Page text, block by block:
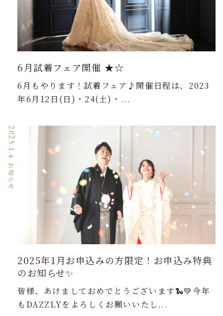
6月試着フェア開催 ★☆
6月もやります！試着フェア♪開催日程は、2023
年6月12日(日)・24(土)・...
2025年1月お申込みの方限定！お申込み特典
のお知らせ✨
2025.1.4
お知らせ
皆様、あけましておめでとうございます🐍💚今年
もDAZZLYをよろしくお願いいたし...